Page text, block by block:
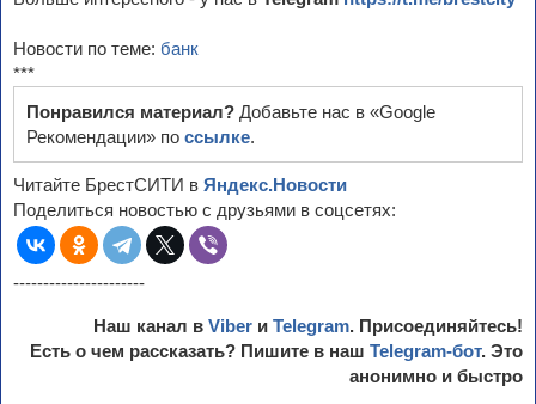
Новости по теме: банк
***
Понравился материал? Добавьте нас в «Google
Рекомендации» по ссылке.
Читайте БрестСИТИ в Яндекс.Новости
Поделиться новостью с друзьями в соцсетях:
----------------------
Наш канал в Viber и Telegram. Присоединяйтесь!
Есть о чем рассказать? Пишите в наш Telegram-бот. Это
анонимно и быстро